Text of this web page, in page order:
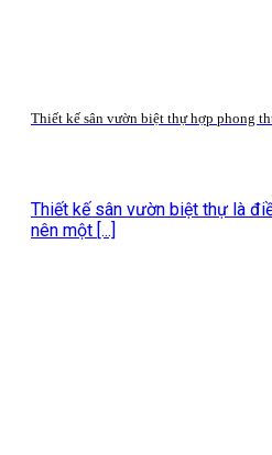
Thiết kế sân vườn biệt thự hợp phong
Thiết kế sân vườn biệt thự là
nên một [...]